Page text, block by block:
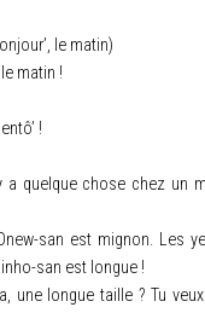
le matin)
matin !
!
a quelque chose chez un
san est mignon. Les
san est longue !
une longue taille ? Tu